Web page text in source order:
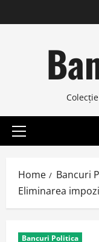
to
Primary
Home
Bancuri
Eliminarea
Bancuri Politica